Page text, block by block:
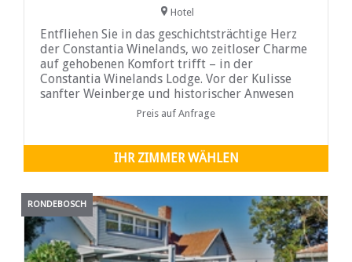
Hotel
Entfliehen Sie in das geschichtsträchtige Herz
der Constantia Winelands, wo zeitloser Charme
auf gehobenen Komfort trifft – in der
Constantia Winelands Lodge. Vor der Kulisse
sanfter Weinberge und historischer Anwesen
bietet dieses elegante Refugium eine Oase der
Ruhe und Eleganz, nur einen kurzen
Weingüter des Kaps entfernt: Groot Constantia,
Klein Constantia, Buitenverwachting und
Preis auf Anfrage
IHR ZIMMER WÄHLEN
RONDEBOSCH